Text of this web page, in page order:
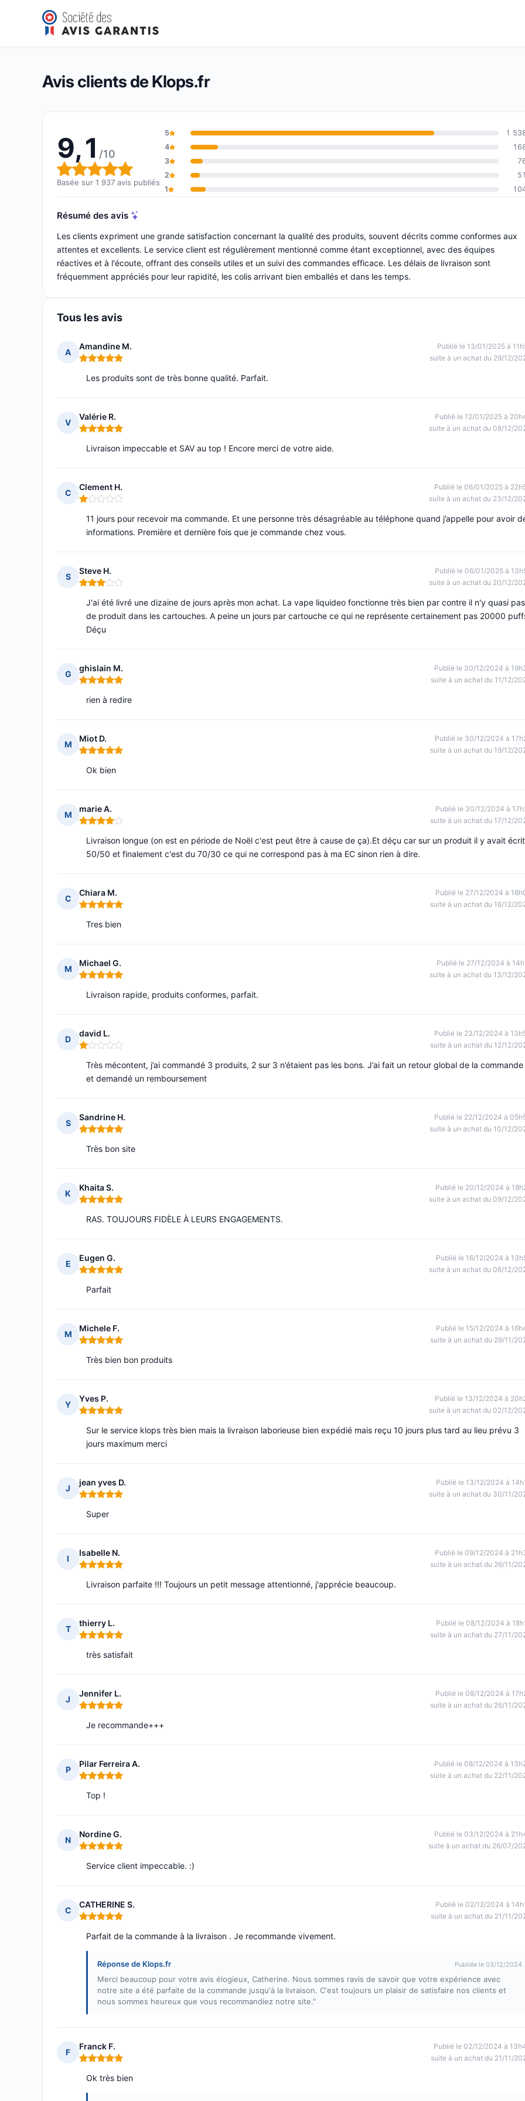
Klops.fr
Note globale : 9,1 sur 10
9,1/10(1 937 avis)
Avis clients de Klops.fr
9,1 /10
Note globale : 9,1 sur 10
Basée sur 1 937 avis publiés
5
1
4
3
2
51
1
Résumé des avis
Les clients expriment une grande satisfaction concernant la qualité des produits, souvent décrits comme conformes aux
attentes et excellents. Le service client est régulièrement mentionné comme étant exceptionnel, avec des équipes
réactives et à l'écoute, offrant des conseils utiles et un suivi des commandes efficace. Les délais de livraison sont
fréquemment appréciés pour leur rapidité, les colis arrivant bien emballés et dans les temps.
Tous les avis
A
Amandine M.
Note : 5 sur 5
Publié le 13/01/2025 à
suite à un achat du 29/12/
Les produits sont de très bonne qualité. Parfait.
V
Valérie R.
Note : 5 sur 5
Publié le 12/01/2025 à
suite à un achat du 08/12/
Livraison impeccable et SAV au top ! Encore merci de votre aide.
C
Clement H.
Note : 1 sur 5
Publié le 06/01/2025 à
suite à un achat du 23/12/
11 jours pour recevoir ma commande. Et une personne très désagréable au téléphone quand j’appelle pour avoir
informations. Première et dernière fois que je commande chez vous.
S
Steve H.
Note : 3 sur 5
Publié le 06/01/2025 à
suite à un achat du 20/12/
J'ai été livré une dizaine de jours après mon achat. La vape liquideo fonctionne très bien par contre il n'y quasi pas
de produit dans les cartouches. A peine un jours par cartouche ce qui ne représente certainement pas 20000
Déçu
G
ghislain M.
Note : 5 sur 5
Publié le 30/12/2024 à
suite à un achat du 11/12/
rien à redire
M
Miot D.
Note : 5 sur 5
Publié le 30/12/2024 à
suite à un achat du 19/12/
Ok bien
M
marie A.
Note : 4 sur 5
Publié le 30/12/2024 à
suite à un achat du 17/12/
Livraison longue (on est en période de Noël c'est peut être à cause de ça).Et déçu car sur un produit il y avait écrit
50/50 et finalement c'est du 70/30 ce qui ne correspond pas à ma EC sinon rien à dire.
C
Chiara M.
Note : 5 sur 5
Publié le 27/12/2024 à
suite à un achat du 16/12/
Tres bien
M
Michael G.
Note : 5 sur 5
Publié le 27/12/2024 à
suite à un achat du 13/12/
Livraison rapide, produits conformes, parfait.
D
david L.
Note : 1 sur 5
Publié le 23/12/2024 à
suite à un achat du 12/12/
Très mécontent, j’ai commandé 3 produits, 2 sur 3 n’étaient pas les bons. J’ai fait un retour global de la commande
et demandé un remboursement
S
Sandrine H.
Note : 5 sur 5
Publié le 22/12/2024 à
suite à un achat du 10/12/
Très bon site
K
Khaita S.
Note : 5 sur 5
Publié le 20/12/2024 à
suite à un achat du 09/12/
RAS. TOUJOURS FIDÈLE À LEURS ENGAGEMENTS.
E
Eugen G.
Note : 5 sur 5
Publié le 16/12/2024 à
suite à un achat du 06/12/
Parfait
M
Michele F.
Note : 5 sur 5
Publié le 15/12/2024 à
suite à un achat du 29/11/
Très bien bon produits
Y
Yves P.
Note : 5 sur 5
Publié le 13/12/2024 à
suite à un achat du 02/12/
Sur le service klops très bien mais la livraison laborieuse bien expédié mais reçu 10 jours plus tard au lieu prévu 3
jours maximum merci
J
jean yves D.
Note : 5 sur 5
Publié le 13/12/2024 à
suite à un achat du 30/11/
Super
I
Isabelle N.
Note : 5 sur 5
Publié le 09/12/2024 à
suite à un achat du 26/11/
Livraison parfaite !!! Toujours un petit message attentionné, j'apprécie beaucoup.
T
thierry L.
Note : 5 sur 5
Publié le 08/12/2024 à
suite à un achat du 27/11/
très satisfait
J
Jennifer L.
Note : 5 sur 5
Publié le 08/12/2024 à
suite à un achat du 26/11/
Je recommande+++
P
Pilar Ferreira A.
Note : 5 sur 5
Publié le 08/12/2024 à
suite à un achat du 22/11/
Top !
N
Nordine G.
Note : 5 sur 5
Publié le 03/12/2024 à
suite à un achat du 26/07/
Service client impeccable. :)
C
CATHERINE S.
Note : 5 sur 5
Publié le 02/12/2024 à
suite à un achat du 21/11/
Parfait de la commande à la livraison . Je recommande vivement.
Réponse de Klops.fr Publiée le 03/12/2024
Merci beaucoup pour votre avis élogieux, Catherine. Nous sommes ravis de savoir que votre expérience avec
notre site a été parfaite de la commande jusqu'à la livraison. C'est toujours un plaisir de satisfaire nos clients et
nous sommes heureux que vous recommandiez notre site."
F
Franck F.
Note : 5 sur 5
Publié le 02/12/2024 à
suite à un achat du 21/11/
Ok très bien